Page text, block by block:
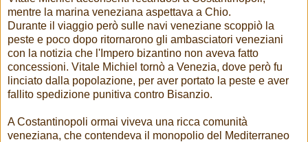
mentre la marina veneziana aspettava a Chio.
Durante il viaggio però sulle navi veneziane scoppiò la
peste e poco dopo ritornarono gli ambasciatori veneziani
con la notizia che l'Impero bizantino non aveva fatto
concessioni. Vitale Michiel tornò a Venezia, dove però fu
linciato dalla popolazione, per aver portato la peste e aver
fallito spedizione punitiva contro Bisanzio.
A Costantinopoli ormai viveva una ricca comunità
veneziana, che contendeva il monopolio del Mediterraneo